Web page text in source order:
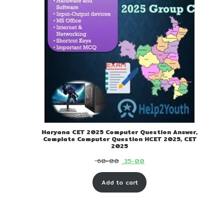
Haryana CET 2025 Computer Question Answer,
Complate Computer Question HCET 2025, CET
2025
60-00 Original
price
was:
35-00Current
price
is:
Add to cart